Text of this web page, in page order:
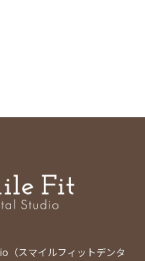
スマイルフィットデンタ